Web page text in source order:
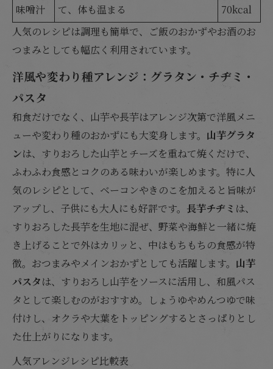
味噌汁
て、体も温まる
70kcal
人気のレシピは調理も簡単で、ご飯のおかずやお酒のお
つまみとしても幅広く利用されています。
洋風や変わり種アレンジ：グラタン・チヂミ・
パスタ
和食だけでなく、山芋や長芋はアレンジ次第で洋風メニ
ューや変わり種のおかずにも大変身します。 山芋グラタ
ンは、すりおろした山芋とチーズを重ねて焼くだけで、
ふわふわ食感とコクのある味わいが楽しめます。特に人
気のレシピとして、ベーコンやきのこを加えると旨味が
アップし、子供にも大人にも好評です。 長芋チヂミ は、
すりおろした長芋を生地に混ぜ、野菜や海鮮と一緒に焼
き上げることで外はカリッと、中はもちもちの食感が特
徴。おつまみやメインおかずとしても活躍します。 山芋
パスタは、すりおろし山芋をソースに活用し、和風パス
タとして楽しむのがおすすめ。しょうゆやめんつゆで味
付けし、オクラや大葉をトッピングするとさっぱりとし
た仕上がりになります。
人気アレンジレシピ比較表